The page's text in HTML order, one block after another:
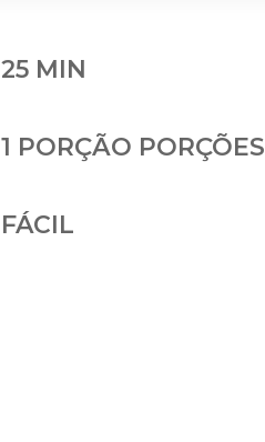
25 MIN
1 PORÇÃO PORÇÕES
FÁCIL